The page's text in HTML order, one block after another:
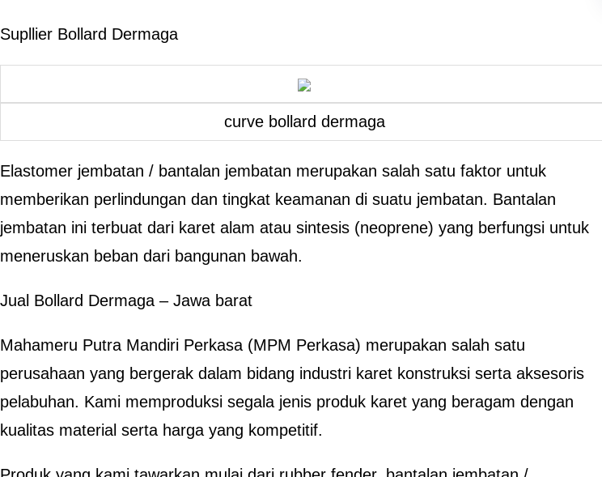
Supllier Bollard Dermaga
curve bollard dermaga
Elastomer jembatan / bantalan jembatan merupakan salah satu faktor untuk
memberikan perlindungan dan tingkat keamanan di suatu jembatan. Bantalan
jembatan ini terbuat dari karet alam atau sintesis (neoprene) yang berfungsi untuk
meneruskan beban dari bangunan bawah.
Jual Bollard Dermaga – Jawa barat
Mahameru Putra Mandiri Perkasa (MPM Perkasa) merupakan salah satu
perusahaan yang bergerak dalam bidang industri karet konstruksi serta aksesoris
pelabuhan. Kami memproduksi segala jenis produk karet yang beragam dengan
kualitas material serta harga yang kompetitif.